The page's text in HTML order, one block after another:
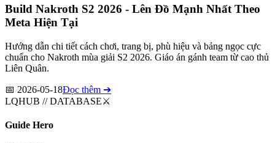
Build Nakroth S2 2026 - Lên Đồ Mạnh Nhất Theo
Meta Hiện Tại
Hướng dẫn chi tiết cách chơi, trang bị, phù hiệu và bảng ngọc cực
chuẩn cho Nakroth mùa giải S2 2026. Giáo án gánh team từ cao thủ
Liên Quân.
📅 2026-05-18Đọc thêm ➔
LQHUB // DATABASE⚔️
Guide Hero